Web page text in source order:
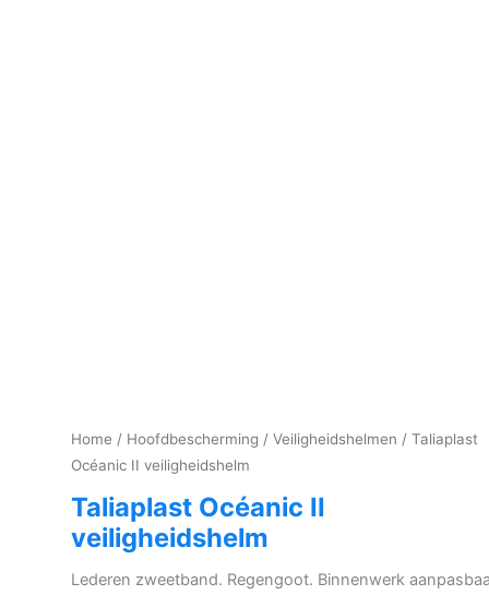
Home / Hoofdbescherming / Veiligheidshelmen / Taliaplast
Océanic II veiligheidshelm
Taliaplast Océanic II
veiligheidshelm
Lederen zweetband. Regengoot. Binnenwerk